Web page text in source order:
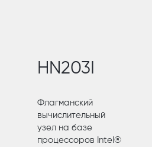
HN203I
Флагманский
вычислительный
узел на базе
процессоров Intel®